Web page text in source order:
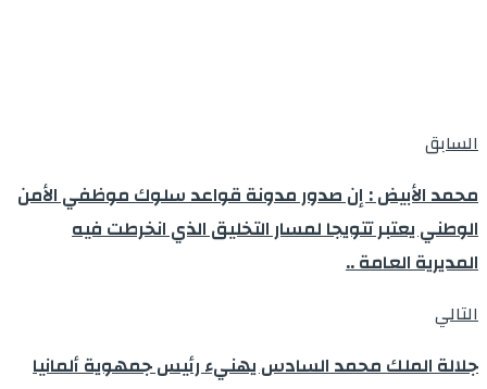
السابق
محمد الأبيض : إن صدور مدونة قواعد سلوك موظفي الأمن
الوطني يعتبر تتويجا لمسار التخليق الذي انخرطت فيه
المديرية العامة ..
التالي
جلالة الملك محمد السادس يهنيء رئيس جمهوية ألمانيا